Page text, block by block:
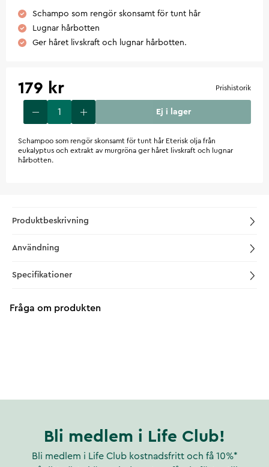
Schampo som rengör skonsamt för tunt hår
Lugnar hårbotten
Ger håret livskraft och lugnar hårbotten.
179 kr Prishistorik
Ej i lager
Schampoo som rengör skonsamt för tunt hår Eterisk olja från
eukalyptus och extrakt av murgröna ger håret livskraft och lugnar
hårbotten.
Produktbeskrivning
Användning
Specifikationer
Fråga om produkten
Bli medlem i Life Club!
Bli medlem i Life Club kostnadsfritt och få 10%*